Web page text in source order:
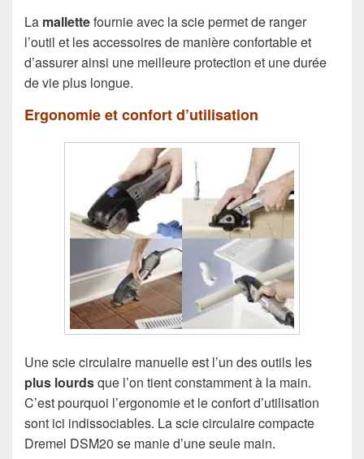
La mallettefournie avec la scie permet de ranger
l’outil et les accessoires de manière confortable et
d’assurer ainsi une meilleure protection et une durée
de vie plus longue.
Ergonomie et confort d’utilisation
Une scie circulaire manuelle est l’un des outils les
plus lourdsque l’on tient constamment à la main.
C’est pourquoi l’ergonomie et le confort d’utilisation
sont ici indissociables. La scie circulaire compacte
Dremel DSM20 se manie d’une seule main.